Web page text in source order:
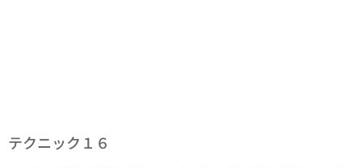
テクニック１６